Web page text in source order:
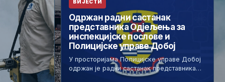
ВИЈЕСТИ
Одржан радни састанак
представника Одјељења за
инспекцијске послове и
Полицијске управе Добој
У просторијама Полицијске управе Добој
одржан је радни састанак представника…